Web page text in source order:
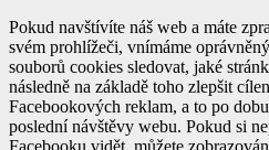
Pokud navštívíte náš web a máte
svém prohlížeči, vnímáme
souborů cookies sledovat, jaké
následně na základě toho zlepšit
Facebookových reklam, a to po
poslední návštěvy webu. Pokud si
Facebooku vidět, můžete